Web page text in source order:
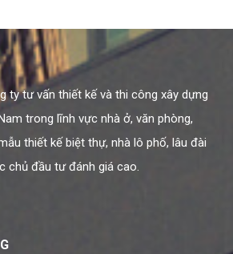
ty tư vấn thiết kế và thi công xây dựng
trong lĩnh vực nhà ở, văn phòng,
thiết kế biệt thự, nhà lô phố, lâu đài
chủ đầu tư đánh giá cao.